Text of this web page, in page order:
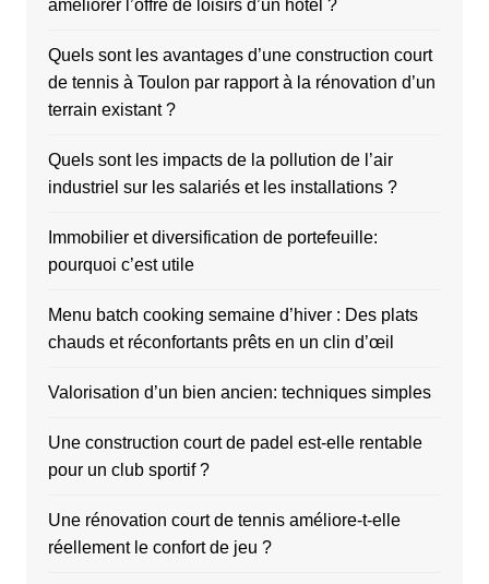
améliorer l’offre de loisirs d’un hôtel ?
Quels sont les avantages d’une construction court
de tennis à Toulon par rapport à la rénovation d’un
terrain existant ?
Quels sont les impacts de la pollution de l’air
industriel sur les salariés et les installations ?
Immobilier et diversification de portefeuille:
pourquoi c’est utile
Menu batch cooking semaine d’hiver : Des plats
chauds et réconfortants prêts en un clin d’œil
Valorisation d’un bien ancien: techniques simples
Une construction court de padel est-elle rentable
pour un club sportif ?
Une rénovation court de tennis améliore-t-elle
réellement le confort de jeu ?